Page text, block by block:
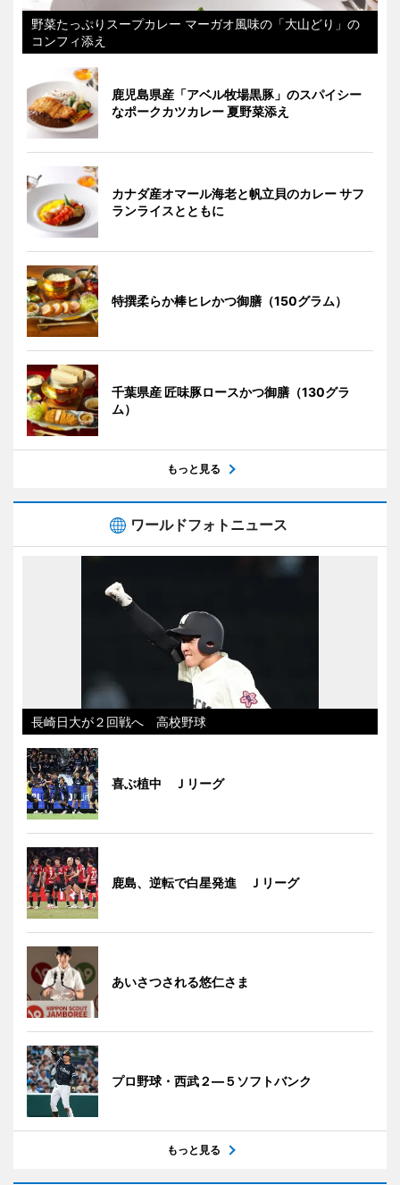
野菜たっぷりスープカレー マーガオ風味の「大山どり」の
コンフィ添え
鹿児島県産「アベル牧場黒豚」のスパイシー
なポークカツカレー 夏野菜添え
カナダ産オマール海老と帆立貝のカレー サフ
ランライスとともに
特撰柔らか棒ヒレかつ御膳（150グラム）
千葉県産 匠味豚ロースかつ御膳（130グラ
ム）
もっと見る
ワールドフォトニュース
長崎日大が２回戦へ 高校野球
喜ぶ植中 Ｊリーグ
鹿島、逆転で白星発進 Ｊリーグ
あいさつされる悠仁さま
プロ野球・西武２―５ソフトバンク
もっと見る